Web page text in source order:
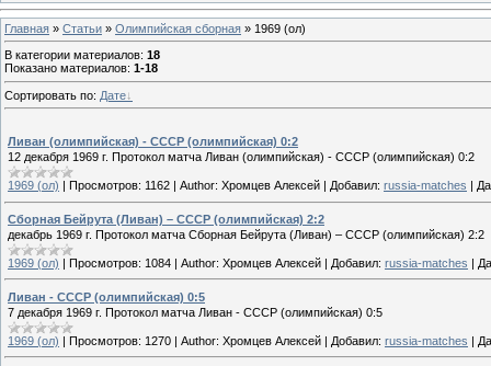
Главная » Статьи » Олимпийская сборная » 1969 (ол)
В категории материалов: 18
Показано материалов: 1-18
Сортировать по: Дате
Ливан (олимпийская) - СССР (олимпийская) 0:2
12 декабря 1969 г. Протокол матча Ливан (олимпийская) - СССР (олимпийская) 0:2
1969 (ол) Просмотров: 1162 Author: Хромцев Алексей Добавил: russia-matches
Сборная Бейрута (Ливан) – СССР (олимпийская) 2:2
декабрь 1969 г. Протокол матча Сборная Бейрута (Ливан) – СССР (олимпийская) 2:2
1969 (ол) | Просмотров: 1084 | Author: Хромцев Алексей | Добавил: russia-matches |
Ливан - СССР (олимпийская) 0:5
7 декабря 1969 г. Протокол матча Ливан - СССР (олимпийская) 0:5
1969 (ол) | Просмотров: 1270 | Author: Хромцев Алексей | Добавил: russia-matches |